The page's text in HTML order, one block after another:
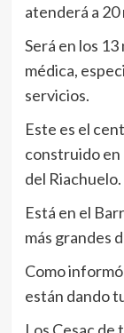
atenderá a 20
Será en los
médica,
servicios.
Este es el
construido en
del Riachuelo.
Está en el
más grandes
Como
están dando